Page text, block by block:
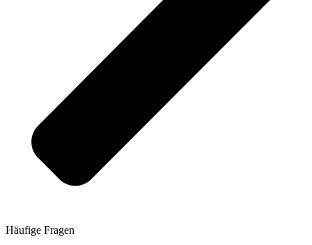
Häufige Fragen